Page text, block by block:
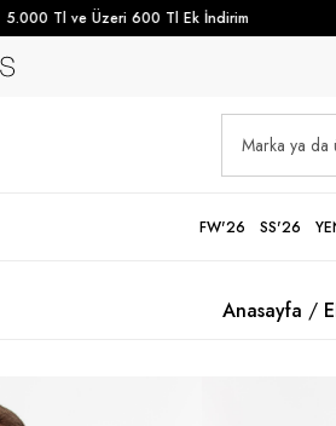
5.000 Tl ve Üzeri 600 Tl Ek İndirim
FW'26 SS'26
Anasayfa